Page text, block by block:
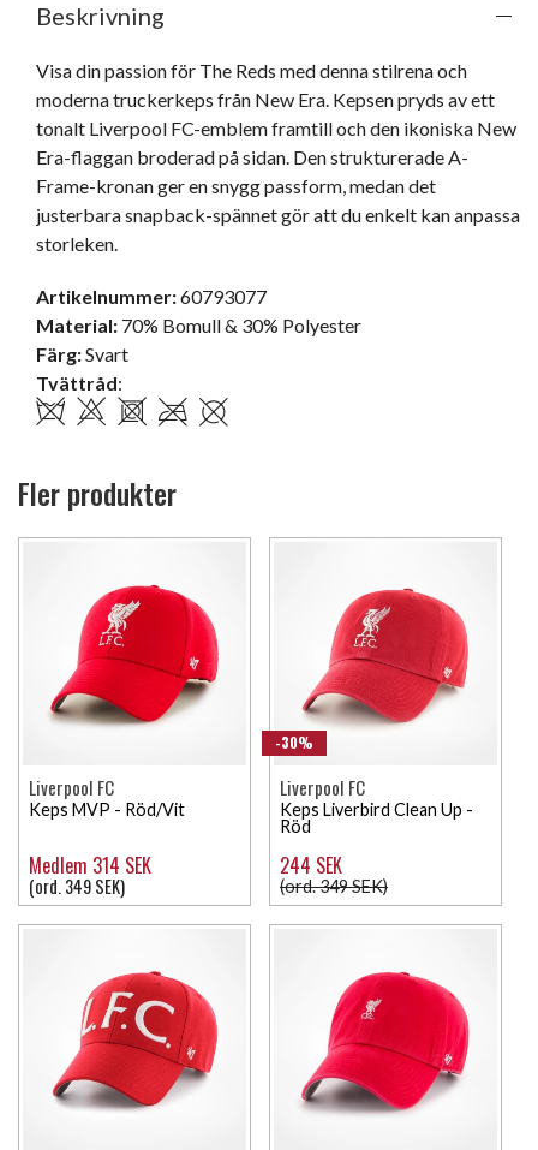
Beskrivning
Visa din passion för The Reds med denna stilrena och
moderna truckerkeps från New Era. Kepsen pryds av ett
tonalt Liverpool FC-emblem framtill och den ikoniska New
Era-flaggan broderad på sidan. Den strukturerade A-
Frame-kronan ger en snygg passform, medan det
justerbara snapback-spännet gör att du enkelt kan anpassa
storleken.
Artikelnummer:60793077
Material: 70% Bomull & 30% Polyester
Färg:Svart
Tvättråd:
Fler produkter
Liverpool FC
Keps MVP - Röd/Vit
Medlem 314 SEK
(ord. 349 SEK)
-30%
Liverpool FC
Keps Liverbird Clean Up -
Röd
244 SEK
(ord. 349 SEK)